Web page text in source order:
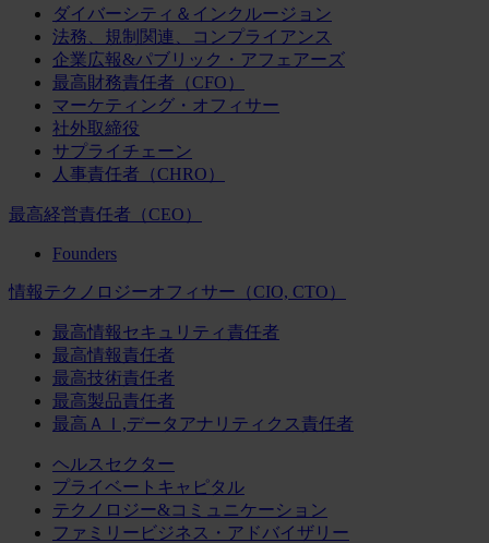
ダイバーシティ＆インクルージョン
法務、規制関連、コンプライアンス
企業広報&パブリック・アフェアーズ
最高財務責任者（CFO）
マーケティング・オフィサー
社外取締役
サプライチェーン
人事責任者（CHRO）
最高経営責任者（CEO）
Founders
情報テクノロジーオフィサー（CIO, CTO）
最高情報セキュリティ責任者
最高情報責任者
最高技術責任者
最高製品責任者
最高ＡＩ,データアナリティクス責任者
ヘルスセクター
プライベートキャピタル
テクノロジー&コミュニケーション
ファミリービジネス・アドバイザリー